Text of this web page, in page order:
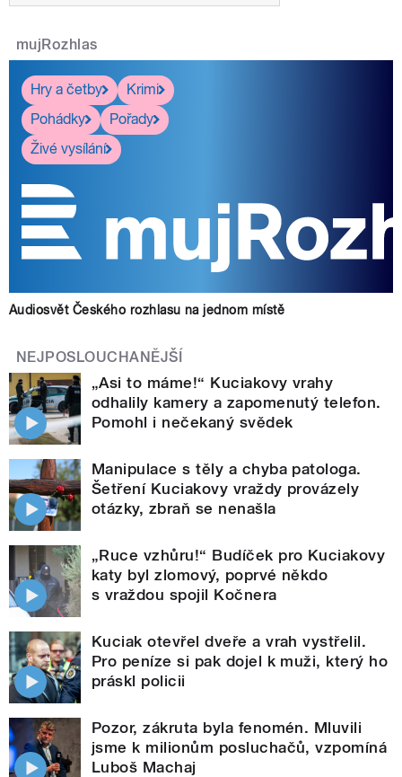
mujRozhlas
Hry a četby
Krimi
Pohádky
Pořady
Živé vysílání
Audiosvět Českého rozhlasu na jednom místě
NEJPOSLOUCHANĚJŠÍ
„Asi to máme!“ Kuciakovy vrahy
odhalily kamery a zapomenutý telefon.
Pomohl i nečekaný svědek
Manipulace s těly a chyba patologa.
Šetření Kuciakovy vraždy provázely
otázky, zbraň se nenašla
„Ruce vzhůru!“ Budíček pro Kuciakovy
katy byl zlomový, poprvé někdo
s vraždou spojil Kočnera
Kuciak otevřel dveře a vrah vystřelil.
Pro peníze si pak dojel k muži, který ho
práskl policii
Pozor, zákruta byla fenomén. Mluvili
jsme k milionům posluchačů, vzpomíná
Luboš Machaj